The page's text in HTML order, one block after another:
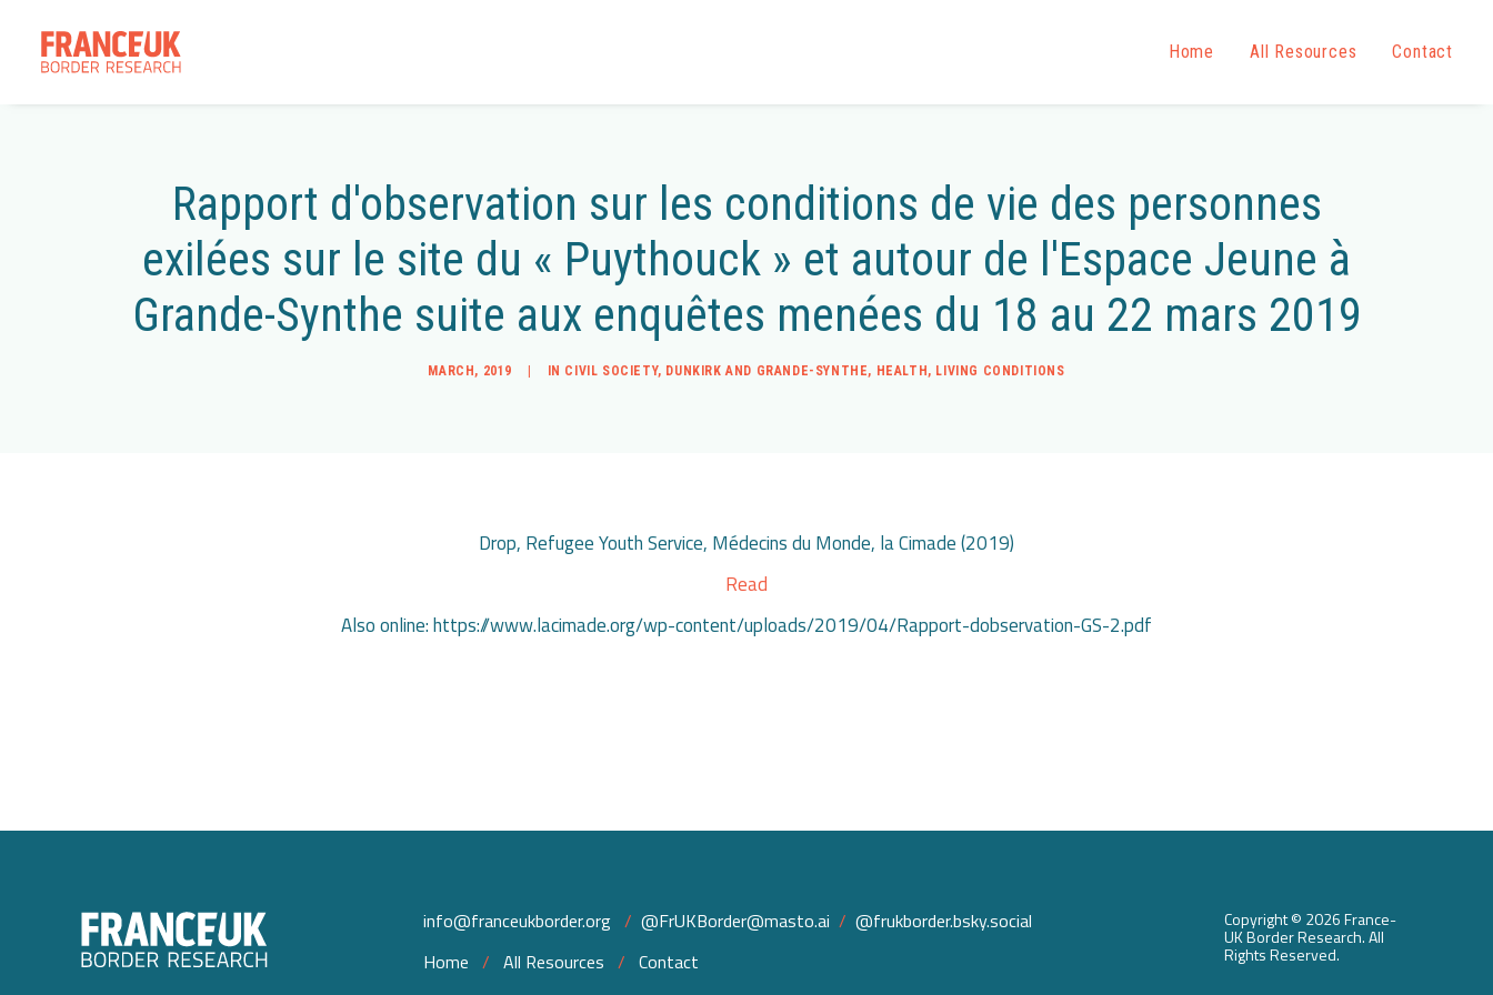
Home All Resources Contact
Rapport d'observation sur les conditions de vie des personnes
exilées sur le site du « Puythouck » et autour de l'Espace Jeune à
Grande-Synthe suite aux enquêtes menées du 18 au 22 mars 2019
MARCH, 2019 IN CIVIL SOCIETY, DUNKIRK AND GRANDE-SYNTHE, HEALTH , LIVING CONDITIONS
Drop, Refugee Youth Service, Médecins du Monde, la Cimade (2019)
Read
Also online: https://www.lacimade.org/wp-content/uploads/2019/04/Rapport-dobservation-GS-2.pdf
info@franceukborder.org / @FrUKBorder@masto.ai / @frukborder.bsky.social
Home / All Resources / Contact
Copyright © 2026 France-
UK Border Research. All
Rights Reserved.